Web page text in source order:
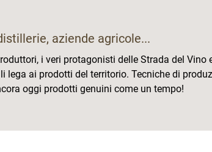
aziende agricole...
i veri protagonisti delle Strada del Vino
ai prodotti del territorio. Tecniche di
oggi prodotti genuini come un tempo!